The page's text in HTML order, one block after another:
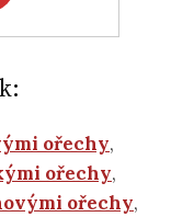
ořechy,
ořechy,
ořechy,